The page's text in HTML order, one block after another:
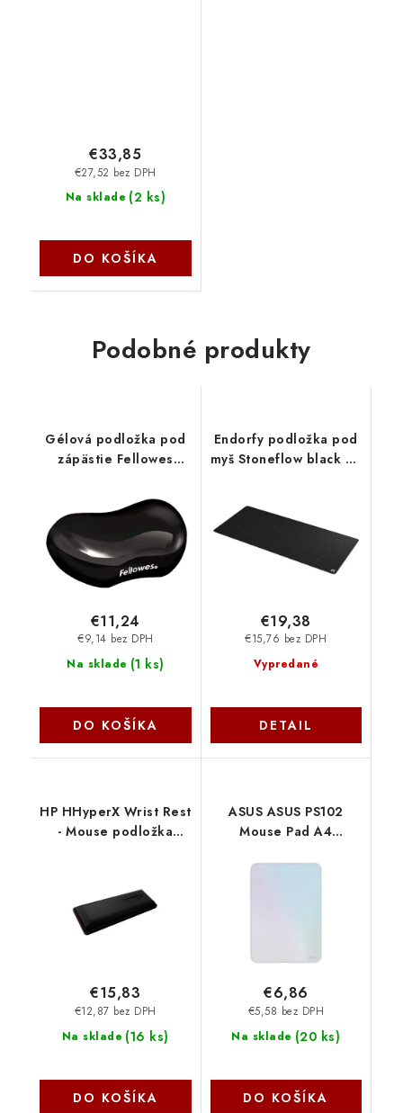
Na sklade (2 ks)
€27,52 bez DPH
€33,85
DO KOŠÍKA
Podobné produkty
Gélová podložka pod
zápästie Fellowes
felfergwpadcrystn
Na sklade (1 ks)
€9,14 bez DPH
€11,24
DO KOŠÍKA
Endorfy podložka pod
myš Stoneflow black XL
Vypredané
€15,76 bez DPH
€19,38
DETAIL
HP HHyperX Wrist Rest
- Mouse podložka
Na sklade (16 ks)
€12,87 bez DPH
€15,83
DO KOŠÍKA
ASUS ASUS PS102
Mouse Pad A4
Na sklade (20 ks)
€5,58 bez DPH
€6,86
DO KOŠÍKA